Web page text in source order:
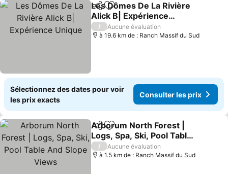
PartagerAjouter à mes favoris
Les Dômes De La Rivière
Alick B| Expérience
Unique
Consulter les prix
/
Aucune évaluation
à 19.6 km de : Ranch Massif du Sud
Sélectionnez des dates pour voir
les prix exacts
Consulter les prix
PartagerAjouter à mes favoris
Arborum North Forest |
Logs, Spa, Ski, Pool Table
And Slope Views
Consulter les prix
/
Aucune évaluation
à 1.5 km de : Ranch Massif du Sud